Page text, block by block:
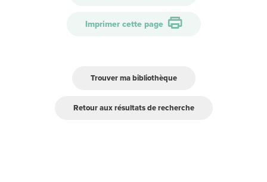
Imprimer cette page
Trouver ma bibliothèque
Retour aux résultats de recherche